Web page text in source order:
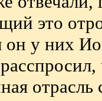
это
он у них
отрасль